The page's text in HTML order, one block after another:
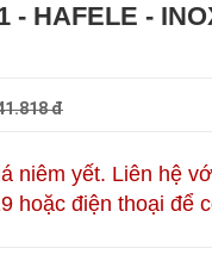
- HAFELE -
đ
niêm yết. Liên hệ
hoặc điện thoại để